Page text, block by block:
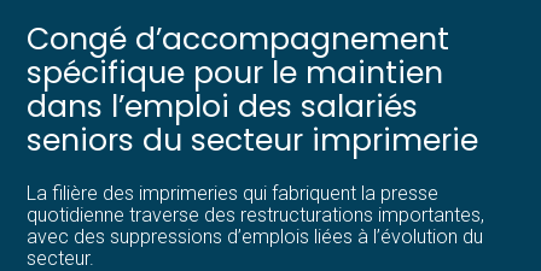
Congé d’accompagnement
spécifique pour le maintien
dans l’emploi des salariés
seniors du secteur imprimerie
La filière des imprimeries qui fabriquent la presse
quotidienne traverse des restructurations importantes,
avec des suppressions d’emplois liées à l’évolution du
secteur.